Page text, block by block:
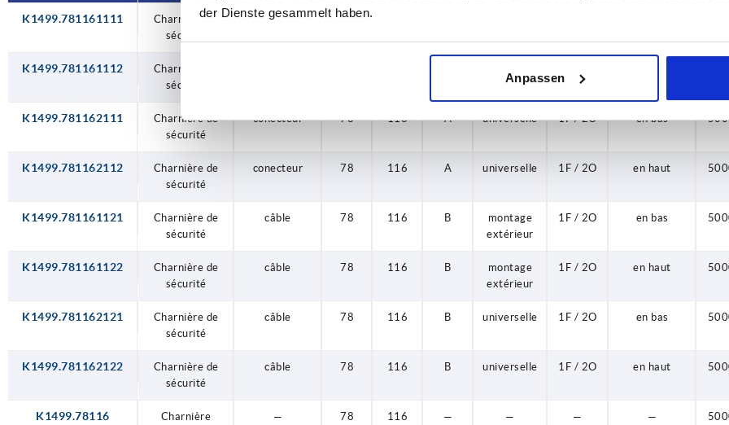
der Dienste gesammelt haben.
Anpassen
K1499.781161111
Charnière de
sécurité
conecteur 78
K1499.781161112
Charnière de
sécurité
extérieur
K1499.781162111
Charnière de
sécurité
conecteur 78 116 A universelle 1F / 2O en bas
K1499.781162112
Charnière de
sécurité
conecteur 78 116 A universelle 1F / 2O en haut
K1499.781161121
Charnière de
sécurité
câble 78 116 B
montage
extérieur
1F / 2O en bas
K1499.781161122
Charnière de
sécurité
câble 78 116 B
montage
extérieur
1F / 2O en haut
K1499.781162121
Charnière de
sécurité
câble 78 116 B universelle 1F / 2O en bas
K1499.781162122
Charnière de
sécurité
câble 78 116 B universelle 1F / 2O en haut
K1499.78116
Charnière
— 78 116 — — — —